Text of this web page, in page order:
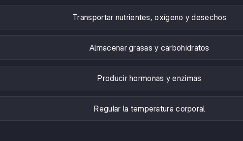
Transportar nutrientes, oxígeno y desechos
Almacenar grasas y carbohidratos
Producir hormonas y enzimas
Regular la temperatura corporal